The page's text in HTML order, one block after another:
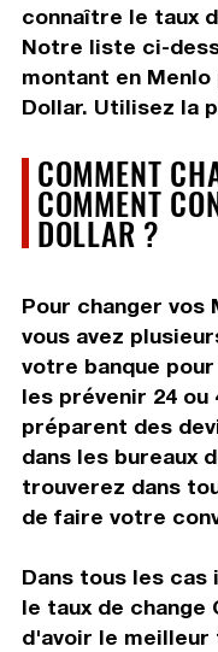
connaître le taux
Notre liste ci-
montant en
Dollar. Utilisez la
COMMENT
COMMENT
DOLLAR ?
Pour changer vos
vous avez
votre banque
les prévenir 24 ou
préparent des
dans les bureaux
trouverez dans
de faire votre
Dans tous les
le taux de change
d'avoir le meilleur